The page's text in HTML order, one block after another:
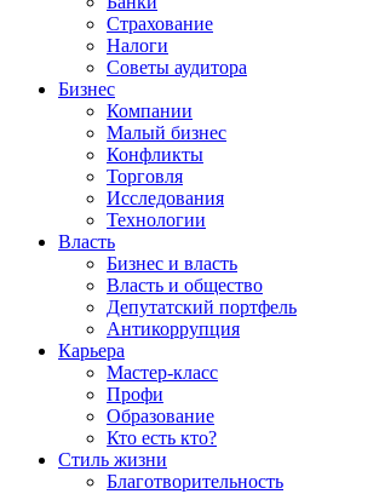
Страхование
Налоги
Советы аудитора
Бизнес
Компании
Малый бизнес
Конфликты
Торговля
Исследования
Технологии
Власть
Бизнес и власть
Власть и общество
Депутатский портфель
Антикоррупция
Карьера
Мастер-класс
Профи
Образование
Кто есть кто?
Стиль жизни
Благотворительность